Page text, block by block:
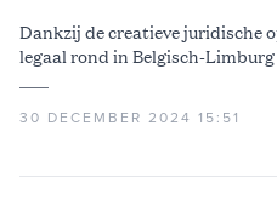
Dankzij de creatieve juridische
legaal rond in Belgisch-Limburg
30 DECEMBER 2024 15:51